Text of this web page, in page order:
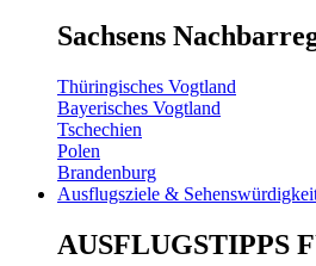
Sachsens
Thüringisches Vogtland
Bayerisches Vogtland
Tschechien
Polen
Brandenburg
Ausflugsziele &
AUSFLUGSTIPPS